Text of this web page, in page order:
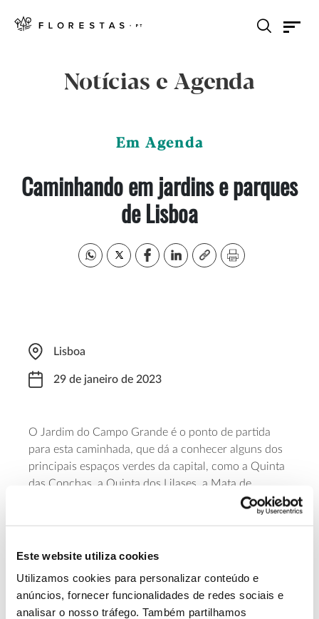
Este website utiliza cookies
Utilizamos cookies para personalizar conteúdo e
anúncios, fornecer funcionalidades de redes sociais e
analisar o nosso tráfego. Também partilhamos
Notícias e Agenda
Em Agenda
Caminhando em jardins e parques
de Lisboa
Lisboa
29 de janeiro de 2023
O Jardim do Campo Grande é o ponto de partida
para esta caminhada, que dá a conhecer alguns dos
principais espaços verdes da capital, como a Quinta
das Conchas, a Quinta dos Lilases, a Mata de
Alvalade e o Parque José Gomes Ferreira, entre
outros. O passeio, acompanhado por guia, começa
quilómetros. A participação tem um valor de 8 euros
Saiba mais sobre esta caminhada.